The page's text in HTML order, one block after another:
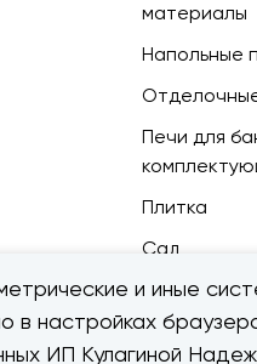
и иные
в настройках
ИП Кулагиной
материалы
Напольные
Печи для
Плитка
Сад